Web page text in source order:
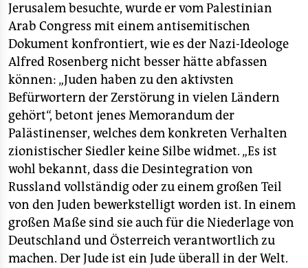
Jerusalem besuchte, wurde er vom Palestinian
Arab Congress mit einem antisemitischen
Dokument konfrontiert, wie es der Nazi-Ideologe
Alfred Rosenberg nicht besser hätte abfassen
können: „Juden haben zu den aktivsten
Befürwortern der Zerstörung in vielen Ländern
gehört“, betont jenes Memorandum der
Palästinenser, welches dem konkreten Verhalten
zionistischer Siedler keine Silbe widmet. „Es ist
wohl bekannt, dass die Desintegration von
Russland vollständig oder zu einem großen Teil
von den Juden bewerkstelligt worden ist. In einem
großen Maße sind sie auch für die Niederlage von
Deutschland und Österreich verantwortlich zu
machen. Der Jude ist ein Jude überall in der Welt.